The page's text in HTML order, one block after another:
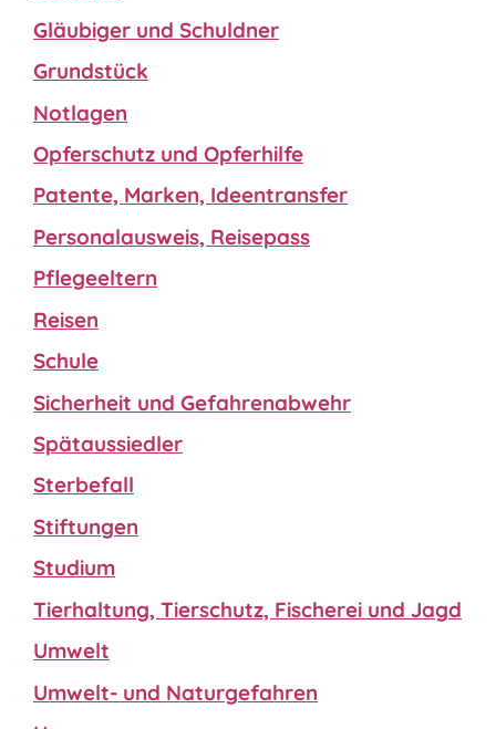
Gläubiger und Schuldner
Grundstück
Notlagen
Opferschutz und Opferhilfe
Patente, Marken, Ideentransfer
Personalausweis, Reisepass
Pflegeeltern
Reisen
Schule
Sicherheit und Gefahrenabwehr
Spätaussiedler
Sterbefall
Stiftungen
Studium
Tierhaltung, Tierschutz, Fischerei und Jagd
Umwelt
Umwelt- und Naturgefahren